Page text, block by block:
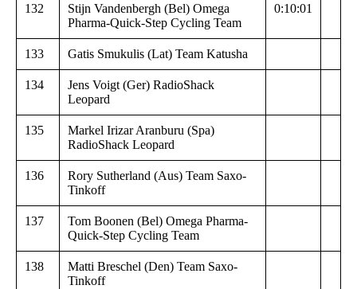
132
Stijn Vandenbergh (Bel) Omega
Pharma-Quick-Step Cycling Team
0:10:01
133 Gatis Smukulis (Lat) Team Katusha
134
Jens Voigt (Ger) RadioShack
Leopard
135
Markel Irizar Aranburu (Spa)
RadioShack Leopard
136
Rory Sutherland (Aus) Team Saxo-
Tinkoff
137
Tom Boonen (Bel) Omega Pharma-
Quick-Step Cycling Team
138
Matti Breschel (Den) Team Saxo-
Tinkoff